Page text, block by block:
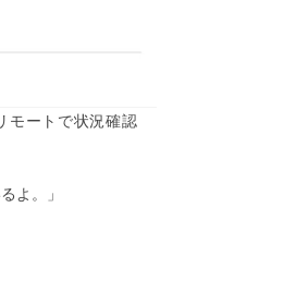
モートで状況確認
よ。」